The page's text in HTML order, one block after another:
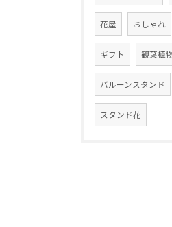
花屋 おしゃれ
ギフト 観葉植
バルーンスタンド
スタンド花